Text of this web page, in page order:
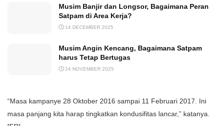
Musim Banjir dan Longsor, Bagaimana Peran
Satpam di Area Kerja?
14 DECEMBER 2025
Musim Angin Kencang, Bagaimana Satpam
harus Tetap Bertugas
24 NOVEMBER 2025
“Masa kampanye 28 Ok­to­ber 2016 sampai 11 Fe­bruari 2017. Ini
masa pan­jang kita harap tingkatkan kondusifitas lancar,” katanya.